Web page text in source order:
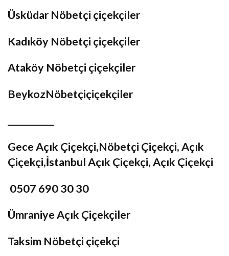
Üsküdar Nöbetçi çiçekçiler
Kadıköy Nöbetçi çiçekçiler
Ataköy Nöbetçi çiçekçiler
BeykozNöbetçiçiçekçiler
Gece Açık Çiçekçi,Nöbetçi Çiçekçi, Açık
Çiçekçi,İstanbul Açık Çiçekçi, Açık Çiçekçi
0507 690 30 30
Ümraniye Açık Çiçekçiler
Taksim Nöbetçi çiçekçi